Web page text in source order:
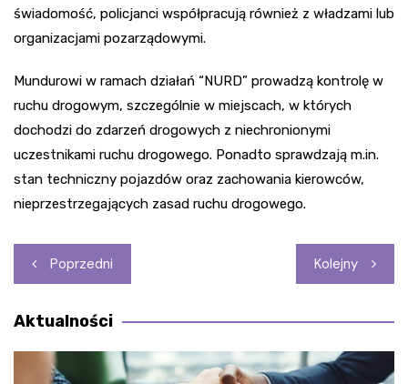
świadomość, policjanci współpracują również z władzami lub
organizacjami pozarządowymi.
Mundurowi w ramach działań “NURD” prowadzą kontrolę w
ruchu drogowym, szczególnie w miejscach, w których
dochodzi do zdarzeń drogowych z niechronionymi
uczestnikami ruchu drogowego. Ponadto sprawdzają m.in.
stan techniczny pojazdów oraz zachowania kierowców,
nieprzestrzegających zasad ruchu drogowego.
Nawigacja
wpisu
Poprzedni Kolejny
Aktualności